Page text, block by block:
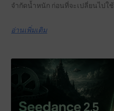
จำกัดน้ำหนัก ก่อนที่จะเปลี่ยนไปใช้.
อ่านเพิ่มเติม